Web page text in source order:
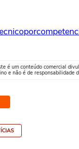
é um conteúdo comercial
e não é de responsabilidade